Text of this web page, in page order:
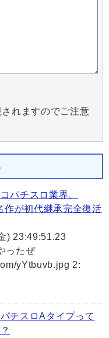
れますのでご注意
パチスロ業界、
作が初代継承完全復活
) 23:49:51.23
ったぜ
yYtbuvb.jpg 2:
チスロAタイプって